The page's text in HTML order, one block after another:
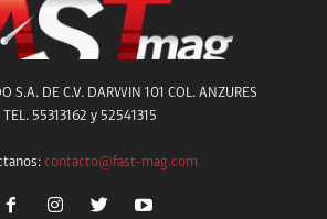
S.A. DE C.V. DARWIN 101 COL. ANZURES
TEL. 55313162 y 52541315
contacto@fast-mag.com